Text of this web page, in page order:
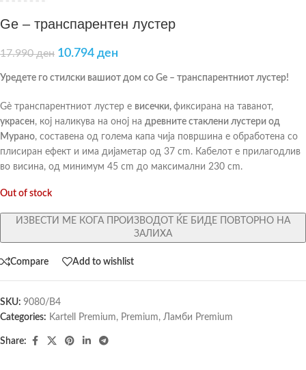
Ge – транспарентен лустер
17.990ден 10.794 ден
Уредете го стилски вашиот дом со Ge – транспарентниот лустер!
Gè транспарентниот лустер е висечки, фиксирана на таванот,
украсен, кој наликува на оној на древните стаклени лустери од
Мурано, составена од голема капа чија површина е обработена со
плисиран ефект и има дијаметар од 37 cm. Кабелот е прилагодлив
во висина, од минимум 45 cm до максимални 230 cm.
Out of stock
ИЗВЕСТИ МЕ КОГА ПРОИЗВОДОТ ЌЕ БИДЕ ПОВТОРНО НА
ЗАЛИХА
Compare Add to wishlist
SKU: 9080/B4
Categories: Kartell Premium, Premium, Ламби Premium
Share: